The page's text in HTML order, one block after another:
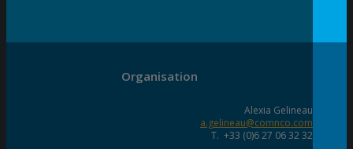
Organisation
Alexia Gelineau
a.gelineau@comnco.com
T. +33 (0)6 27 06 32 32